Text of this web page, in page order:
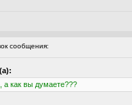
сообщения:
а как вы думаете???